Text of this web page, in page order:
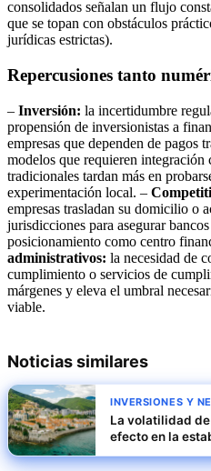
consolidados señalan un flujo
que se topan con obstáculos
jurídicas estrictas).
Repercusiones tanto
– Inversión: la incertidumbre
propensión de inversionistas a
empresas que dependen de pagos
modelos que requieren integración
tradicionales tardan más en
experimentación local. –
empresas trasladan su domicilio o
jurisdicciones para asegurar
posicionamiento como centro
administrativos: la necesidad de
cumplimiento o servicios de
márgenes y eleva el umbral
viable.
Noticias similares
INVERSIONES Y
La volatilidad
efecto en la